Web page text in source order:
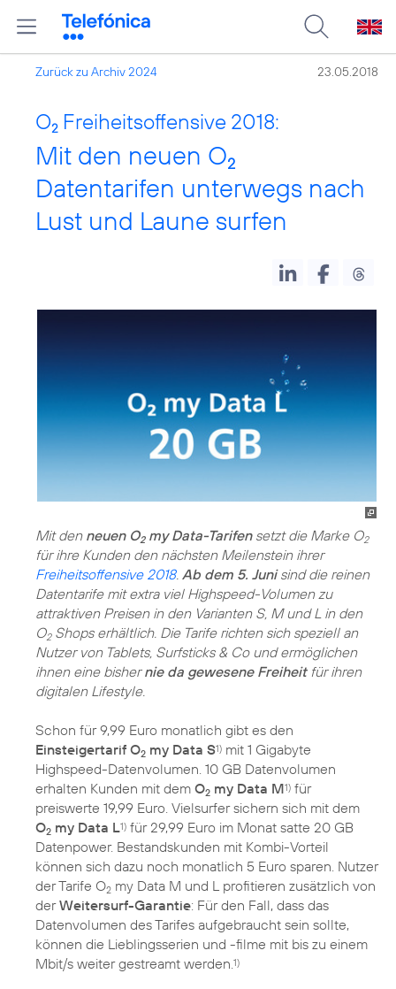
Zurück zu Archiv 2024 23.05.2018
O2 Freiheitsoffensive 2018:
Mit den neuen O2
Datentarifen unterwegs nach
Lust und Laune surfen
Mit den neuen O2my Data-Tarifensetzt die Marke O2
für ihre Kunden den nächsten Meilenstein ihrer
Freiheitsoffensive 2018. Ab dem 5. Junisind die reinen
Datentarife mit extra viel Highspeed-Volumen zu
attraktiven Preisen in den Varianten S, M und L in den
O2Shops erhältlich. Die Tarife richten sich speziell an
Nutzer von Tablets, Surfsticks & Co und ermöglichen
ihnen eine bishernie da gewesene Freiheitfür ihren
digitalen Lifestyle.
Schon für 9,99 Euro monatlich gibt es den
Einsteigertarif O2 my Data S1) mit 1 Gigabyte
Highspeed-Datenvolumen. 10 GB Datenvolumen
erhalten Kunden mit dem O2 my Data M1) für
preiswerte 19,99 Euro. Vielsurfer sichern sich mit dem
O2 my Data L1) für 29,99 Euro im Monat satte 20 GB
Datenpower. Bestandskunden mit Kombi-Vorteil
können sich dazu noch monatlich 5 Euro sparen. Nutzer
der Tarife O2 my Data M und L profitieren zusätzlich von
derWeitersurf-Garantie: Für den Fall, dass das
Datenvolumen des Tarifes aufgebraucht sein sollte,
können die Lieblingsserien und -filme mit bis zu einem
Mbit/s weiter gestreamt werden. 1)